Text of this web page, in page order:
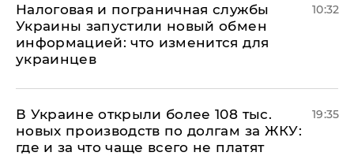
Налоговая и пограничная службы
Украины запустили новый обмен
информацией: что изменится для
украинцев
10:32
В Украине открыли более 108 тыс.
новых производств по долгам за ЖКУ:
где и за что чаще всего не платят
19:35